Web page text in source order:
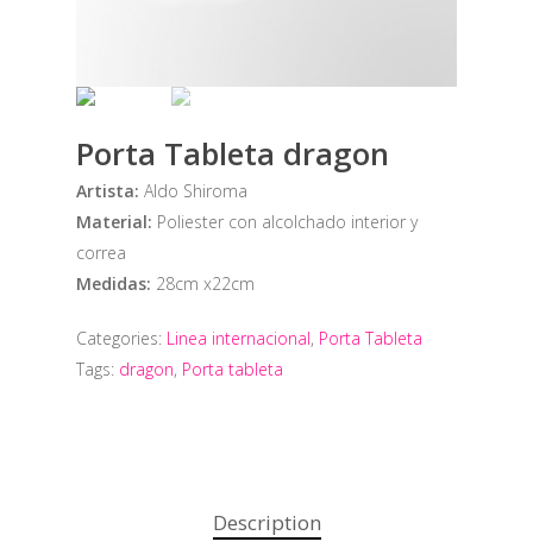
Porta Tableta dragon
Artista: Aldo Shiroma
Material: Poliester con alcolchado interior y
correa
Medidas: 28cm x22cm
Categories: Linea internacional, Porta Tableta
Tags: dragon, Porta tableta
Description